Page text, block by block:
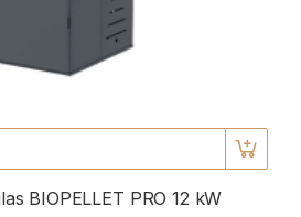
BIOPELLET PRO 12 kW